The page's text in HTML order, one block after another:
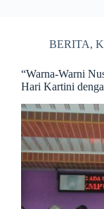
BERITA,
“Warna-Warni
Hari Kartini